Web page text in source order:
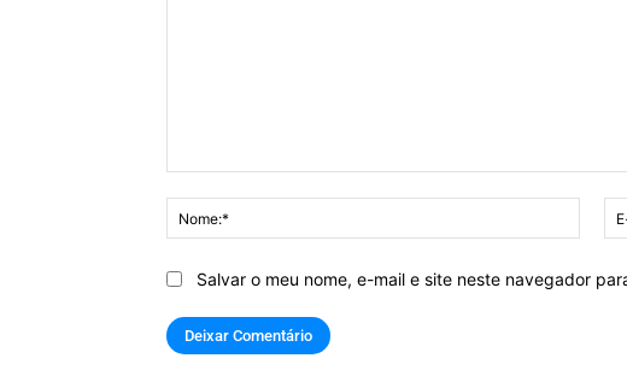
Salvar o meu nome, e-mail e site neste navegador